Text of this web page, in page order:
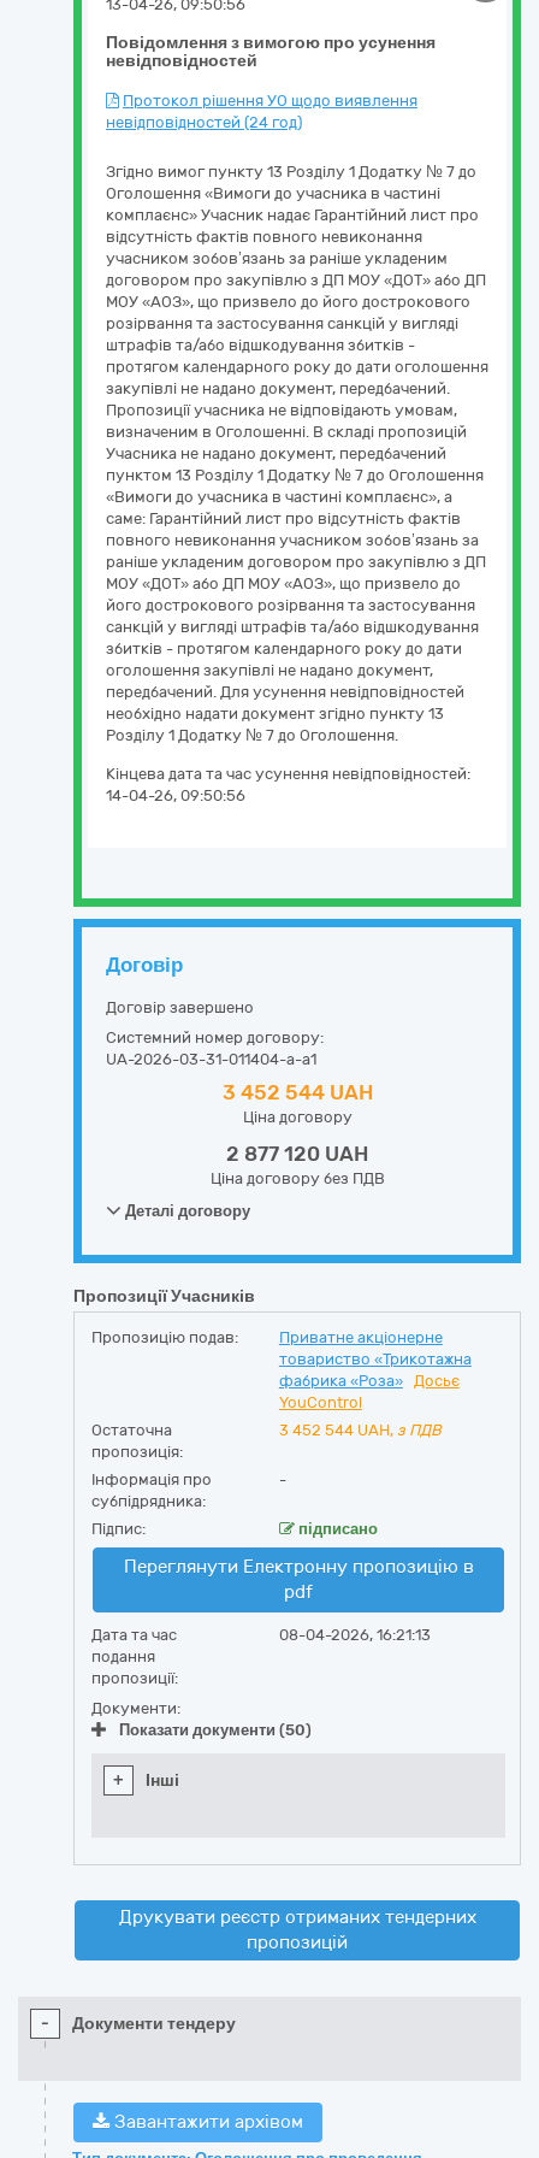
Повідомлення з вимогою про усунення
невідповідностей
13-04-26, 09:50:56
Протокол рішення УО щодо виявлення
невідповідностей (24 год)
Згідно вимог пункту 13 Розділу 1 Додатку № 7 до
Оголошення «Вимоги до учасника в частині
комплаєнс» Учасник надає Гарантійний лист про
відсутність фактів повного невиконання
учасником зобов’язань за раніше укладеним
договором про закупівлю з ДП МОУ «ДОТ» або ДП
МОУ «АОЗ», що призвело до його дострокового
розірвання та застосування санкцій у вигляді
штрафів та/або відшкодування збитків -
протягом календарного року до дати оголошення
закупівлі не надано документ, передбачений.
Пропозиції учасника не відповідають умовам,
визначеним в Оголошенні. В складі пропозицій
Учасника не надано документ, передбачений
пунктом 13 Розділу 1 Додатку № 7 до Оголошення
«Вимоги до учасника в частині комплаєнс», а
саме: Гарантійний лист про відсутність фактів
повного невиконання учасником зобов’язань за
раніше укладеним договором про закупівлю з ДП
МОУ «ДОТ» або ДП МОУ «АОЗ», що призвело до
його дострокового розірвання та застосування
санкцій у вигляді штрафів та/або відшкодування
збитків - протягом календарного року до дати
оголошення закупівлі не надано документ,
передбачений. Для усунення невідповідностей
необхідно надати документ згідно пункту 13
Розділу 1 Додатку № 7 до Оголошення.
Кінцева дата та час усунення невідповідностей:
14-04-26, 09:50:56
Договір
Договір завершено
Системний номер договору:
UA-2026-03-31-011404-a-a1
3 452 544 UAH
Ціна договору
2 877 120 UAH
Ціна договору без ПДВ
Деталі договору
Пропозиції Учасників
Пропозицію подав:
Приватне акціонерне
товариство «Трикотажна
фабрика «Роза»
Досьє
YouControl
Остаточна
пропозиція:
3 452 544 UAH, з ПДВ
Інформація про
субпідрядника:
-
Підпис: підписано
Переглянути Електронну пропозицію в
pdf
Дата та час
подання
пропозиції:
08-04-2026, 16:21:13
Документи:
Показати документи (50)
+ Інші
Друкувати реєстр отриманих тендерних
пропозицій
- Документи тендеру
Завантажити архівом